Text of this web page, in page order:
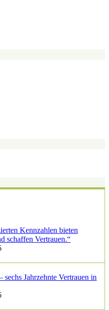
Kennzahlen bieten
schaffen Vertrauen.“
sechs Jahrzehnte Vertrauen in